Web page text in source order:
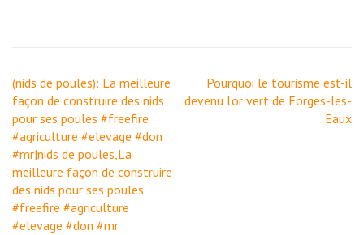
Navigation
de
l’article
(nids de poules): La meilleure
façon de construire des nids
pour ses poules #freefire
#agriculture #elevage #don
#mr|nids de poules,La
meilleure façon de construire
des nids pour ses poules
#freefire #agriculture
#elevage #don #mr
Pourquoi le tourisme est-il
devenu l’or vert de Forges-les-
Eaux